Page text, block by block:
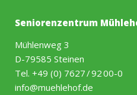
Seniorenzentrum
Mühlenweg 3
D-79585 Steinen
Tel. +49 (0) 7627 / 92 00-0
info@muehlehof.de